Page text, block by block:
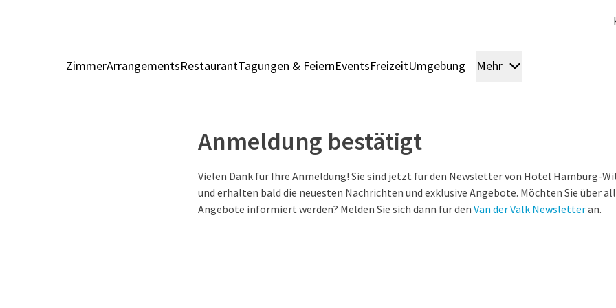
ZimmerArrangementsRestaurantTagungen & FeiernEventsFreizeitUmgebung Mehr
Anmeldung bestätigt
Vielen Dank für Ihre Anmeldung! Sie sind jetzt für den Newsletter von Hotel Hamburg-
und erhalten bald die neuesten Nachrichten und exklusive Angebote. Möchten Sie über
Angebote informiert werden? Melden Sie sich dann für den Van der Valk Newsletteran.